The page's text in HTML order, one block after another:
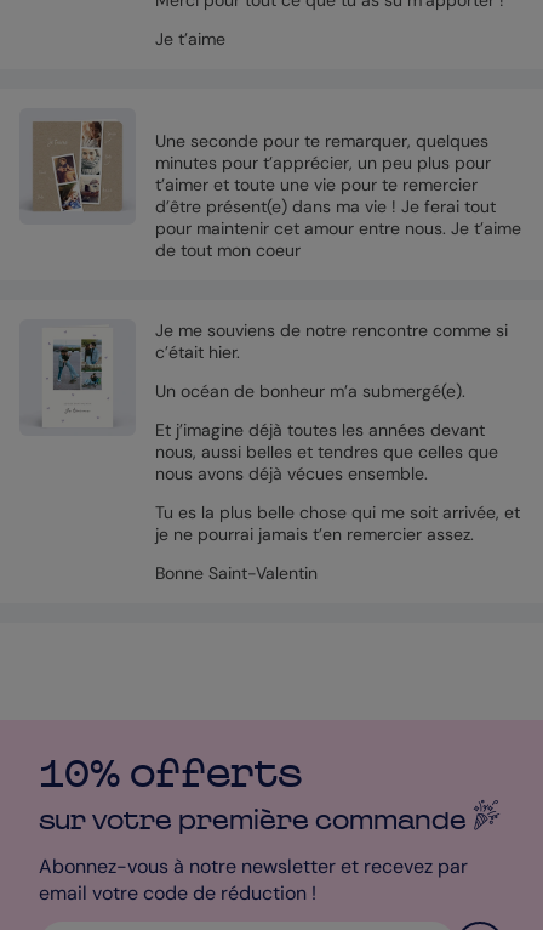
Je t’aime
Une seconde pour te remarquer, quelques
minutes pour t’apprécier, un peu plus pour
t’aimer et toute une vie pour te remercier
d’être présent(e) dans ma vie ! Je ferai tout
pour maintenir cet amour entre nous. Je t’aime
de tout mon coeur
Je me souviens de notre rencontre comme si
c’était hier.
Un océan de bonheur m’a submergé(e).
Et j’imagine déjà toutes les années devant
nous, aussi belles et tendres que celles que
nous avons déjà vécues ensemble.
Tu es la plus belle chose qui me soit arrivée, et
je ne pourrai jamais t’en remercier assez.
Bonne Saint-Valentin
10% offerts
sur votre première commande
Abonnez-vous à notre newsletter et recevez par
email votre code de réduction !